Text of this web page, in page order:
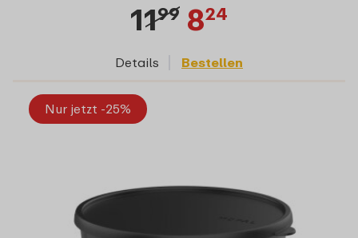
1199 824
Details Bestellen
Nur jetzt -25%